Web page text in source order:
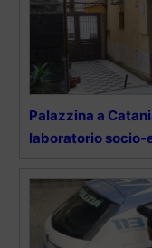
Palazzina a
laboratorio socio-